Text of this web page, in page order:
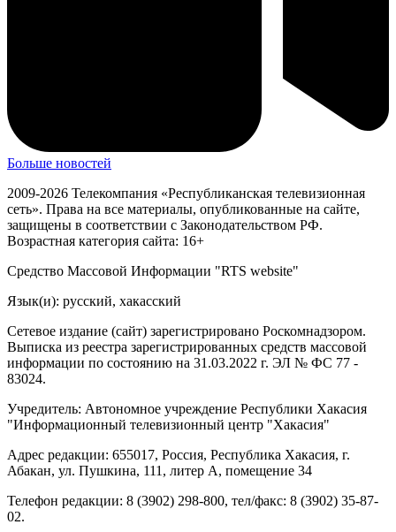
Больше новостей
2009-2026 Телекомпания «Республиканская телевизионная
сеть». Права на все материалы, опубликованные на сайте,
защищены в соответствии с Законодательством РФ.
Возрастная категория сайта: 16+
Средство Массовой Информации "RTS website"
Язык(и): русский, хакасский
Сетевое издание (сайт) зарегистрировано Роскомнадзором.
Выписка из реестра зарегистрированных средств массовой
информации по состоянию на 31.03.2022 г. ЭЛ № ФС 77 -
83024.
Учредитель: Автономное учреждение Республики Хакасия
"Информационный телевизионный центр "Хакасия"
Адрес редакции: 655017, Россия, Республика Хакасия, г.
Абакан, ул. Пушкина, 111, литер А, помещение 34
Телефон редакции: 8 (3902) 298-800, тел/факс: 8 (3902) 35-87-
02.